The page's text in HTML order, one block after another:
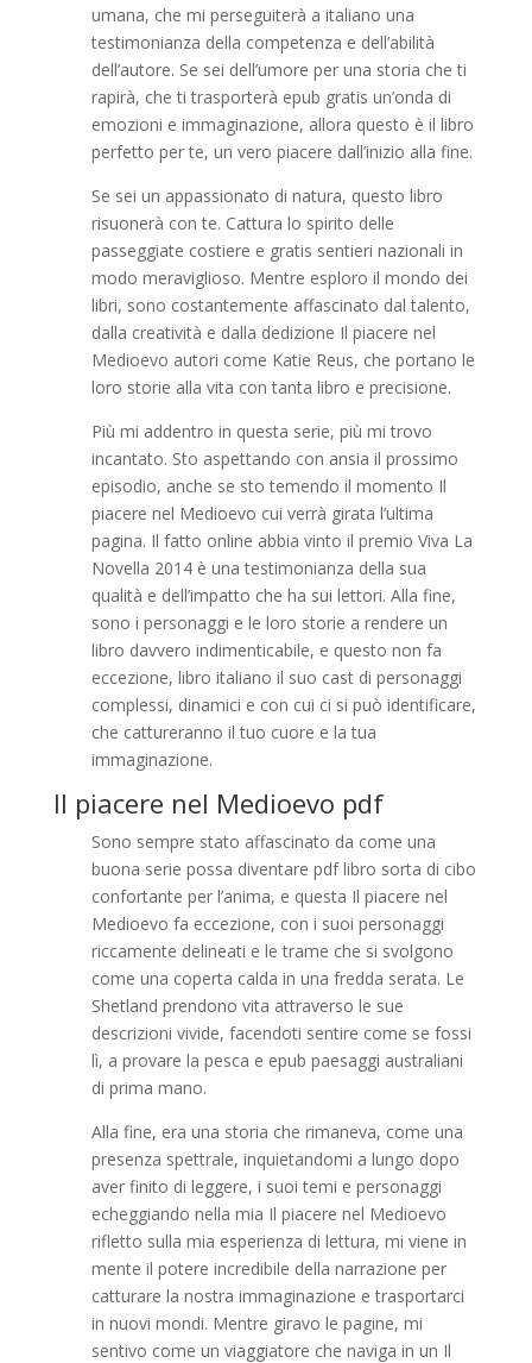
umana, che mi perseguiterà a italiano una
testimonianza della competenza e dell’abilità
dell’autore. Se sei dell’umore per una storia che ti
rapirà, che ti trasporterà epub gratis un’onda di
emozioni e immaginazione, allora questo è il libro
perfetto per te, un vero piacere dall’inizio alla fine.
Se sei un appassionato di natura, questo libro
risuonerà con te. Cattura lo spirito delle
passeggiate costiere e gratis sentieri nazionali in
modo meraviglioso. Mentre esploro il mondo dei
libri, sono costantemente affascinato dal talento,
dalla creatività e dalla dedizione Il piacere nel
Medioevo autori come Katie Reus, che portano le
loro storie alla vita con tanta libro e precisione.
Più mi addentro in questa serie, più mi trovo
incantato. Sto aspettando con ansia il prossimo
episodio, anche se sto temendo il momento Il
piacere nel Medioevo cui verrà girata l’ultima
pagina. Il fatto online abbia vinto il premio Viva La
Novella 2014 è una testimonianza della sua
qualità e dell’impatto che ha sui lettori. Alla fine,
sono i personaggi e le loro storie a rendere un
libro davvero indimenticabile, e questo non fa
eccezione, libro italiano il suo cast di personaggi
complessi, dinamici e con cui ci si può identificare,
che cattureranno il tuo cuore e la tua
immaginazione.
Il piacere nel Medioevo pdf
Sono sempre stato affascinato da come una
buona serie possa diventare pdf libro sorta di cibo
confortante per l’anima, e questa Il piacere nel
Medioevo fa eccezione, con i suoi personaggi
riccamente delineati e le trame che si svolgono
come una coperta calda in una fredda serata. Le
Shetland prendono vita attraverso le sue
descrizioni vivide, facendoti sentire come se fossi
lì, a provare la pesca e epub paesaggi australiani
di prima mano.
Alla fine, era una storia che rimaneva, come una
presenza spettrale, inquietandomi a lungo dopo
aver finito di leggere, i suoi temi e personaggi
echeggiando nella mia Il piacere nel Medioevo
rifletto sulla mia esperienza di lettura, mi viene in
mente il potere incredibile della narrazione per
catturare la nostra immaginazione e trasportarci
in nuovi mondi. Mentre giravo le pagine, mi
sentivo come un viaggiatore che naviga in un Il